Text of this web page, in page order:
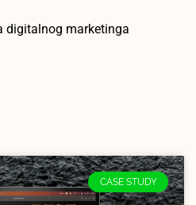
digitalnog marketinga
CASE STUDY